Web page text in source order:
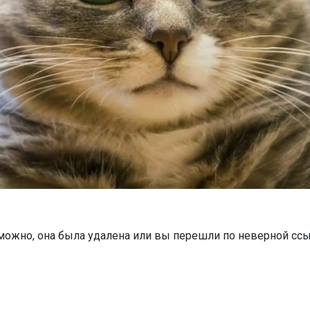
она была удалена или вы перешли по неверной